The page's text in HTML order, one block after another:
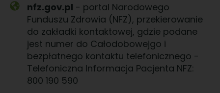
nfz.gov.pl - portal Narodowego
Funduszu Zdrowia (NFZ), przekierowanie
do zakładki kontaktowej, gdzie podane
jest numer do Całodobowejgo i
bezpłatnego kontaktu telefonicznego -
Telefoniczna Informacja Pacjenta NFZ:
800 190 590